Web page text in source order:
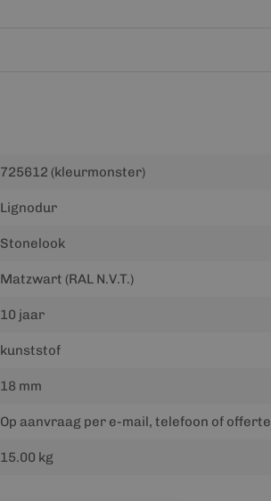
725612 (kleurmonster)
Lignodur
Stonelook
Matzwart (RAL N.V.T.)
10 jaar
kunststof
18 mm
Op aanvraag per e-mail, telefoon of offerte
15.00 kg